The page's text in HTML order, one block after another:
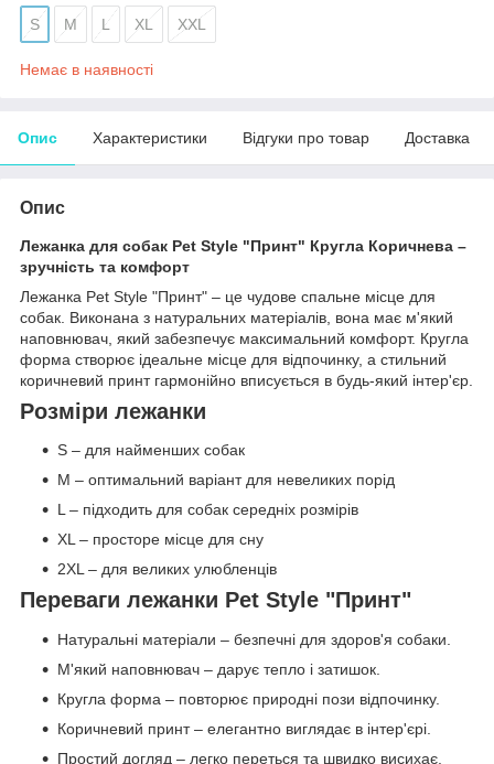
S M L XL XXL
Немає в наявності
Опис Характеристики Відгуки про товар Доставка
Опис
Лежанка для собак Pet Style "Принт" Кругла Коричнева –
зручність та комфорт
Лежанка Pet Style "Принт" – це чудове спальне місце для
собак. Виконана з натуральних матеріалів, вона має м'який
наповнювач, який забезпечує максимальний комфорт. Кругла
форма створює ідеальне місце для відпочинку, а стильний
коричневий принт гармонійно вписується в будь-який інтер'єр.
Розміри лежанки
S – для найменших собак
M – оптимальний варіант для невеликих порід
L – підходить для собак середніх розмірів
XL – просторе місце для сну
2XL – для великих улюбленців
Переваги лежанки Pet Style "Принт"
Натуральні матеріали – безпечні для здоров'я собаки.
М'який наповнювач – дарує тепло і затишок.
Кругла форма – повторює природні пози відпочинку.
Коричневий принт – елегантно виглядає в інтер'єрі.
Простий догляд – легко переться та швидко висихає.